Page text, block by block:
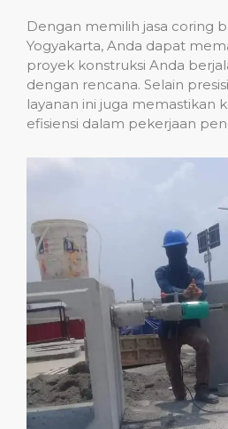
Dengan memilih jasa coring
Yogyakarta, Anda dapat
proyek konstruksi Anda
dengan rencana. Selain
layanan ini juga memastikan
efisiensi dalam pekerjaan